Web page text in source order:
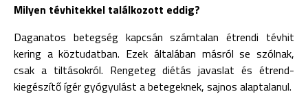
Milyen tévhitekkel találkozott eddig?
Daganatos betegség kapcsán számtalan étrendi tévhit
kering a köztudatban. Ezek általában másról se szólnak,
csak a tiltásokról. Rengeteg diétás javaslat és étrend-
kiegészítő ígér gyógyulást a betegeknek, sajnos alaptalanul.